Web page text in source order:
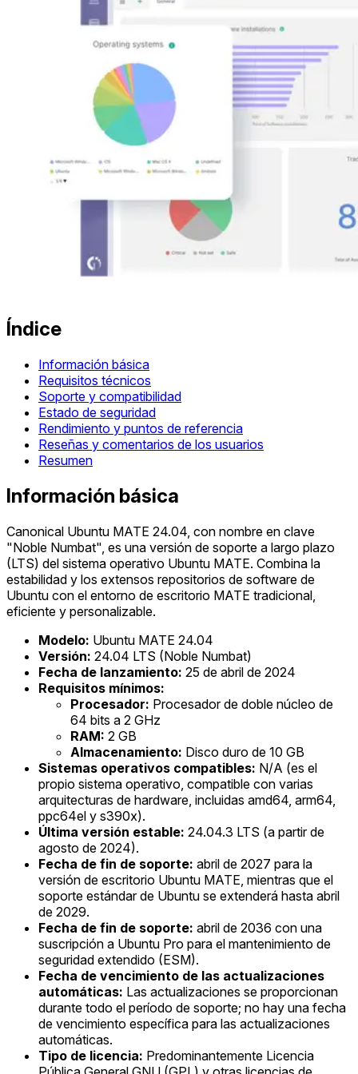
Índice
Información básica
Requisitos técnicos
Soporte y compatibilidad
Estado de seguridad
Rendimiento y puntos de referencia
Reseñas y comentarios de los usuarios
Resumen
Información básica
Canonical Ubuntu MATE 24.04, con nombre en clave
"Noble Numbat", es una versión de soporte a largo plazo
(LTS) del sistema operativo Ubuntu MATE. Combina la
estabilidad y los extensos repositorios de software de
Ubuntu con el entorno de escritorio MATE tradicional,
eficiente y personalizable.
Modelo: Ubuntu MATE 24.04
Versión: 24.04 LTS (Noble Numbat)
Fecha de lanzamiento: 25 de abril de 2024
Requisitos mínimos:
Procesador: Procesador de doble núcleo de
64 bits a 2 GHz
RAM: 2 GB
Almacenamiento: Disco duro de 10 GB
Sistemas operativos compatibles: N/A (es el
propio sistema operativo, compatible con varias
arquitecturas de hardware, incluidas amd64, arm64,
ppc64el y s390x).
Última versión estable: 24.04.3 LTS (a partir de
agosto de 2024).
Fecha de fin de soporte: abril de 2027 para la
versión de escritorio Ubuntu MATE, mientras que el
soporte estándar de Ubuntu se extenderá hasta abril
de 2029.
Fecha de fin de soporte: abril de 2036 con una
suscripción a Ubuntu Pro para el mantenimiento de
seguridad extendido (ESM).
Fecha de vencimiento de las actualizaciones
automáticas: Las actualizaciones se proporcionan
durante todo el período de soporte; no hay una fecha
de vencimiento específica para las actualizaciones
automáticas.
Tipo de licencia: Predominantemente Licencia